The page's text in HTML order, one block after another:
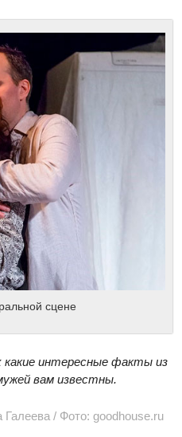
сцене
интересные факты из
вам известны.
/ Фото: goodhouse.ru